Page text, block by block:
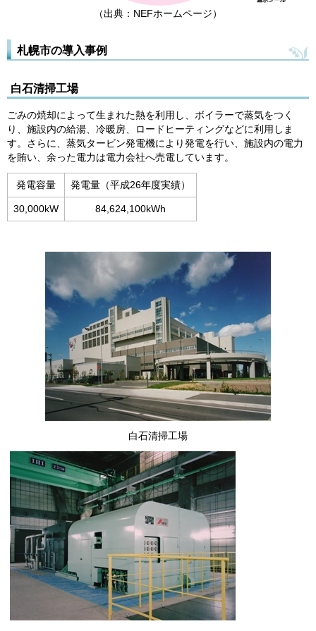
（出典：NEFホームページ）
札幌市の導入事例
白石清掃工場
ごみの焼却によって生まれた熱を利用し、ボイラーで蒸気をつく
り、施設内の給湯、冷暖房、ロードヒーティングなどに利用しま
す。さらに、蒸気タービン発電機により発電を行い、施設内の電力
を賄い、余った電力は電力会社へ売電しています。
発電容量 発電量（平成26年度実績）
30,000kW 84,624,100kWh
白石清掃工場